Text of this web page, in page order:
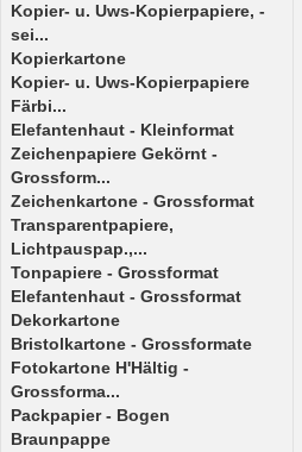
Kopier- u. Uws-Kopierpapiere, -
sei...
Kopierkartone
Kopier- u. Uws-Kopierpapiere
Färbi...
Elefantenhaut - Kleinformat
Zeichenpapiere Gekörnt -
Grossform...
Zeichenkartone - Grossformat
Transparentpapiere,
Lichtpauspap.,...
Tonpapiere - Grossformat
Elefantenhaut - Grossformat
Dekorkartone
Bristolkartone - Grossformate
Fotokartone H'Hältig -
Grossforma...
Packpapier - Bogen
Braunpappe